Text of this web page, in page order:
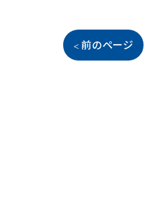
< 前のページ